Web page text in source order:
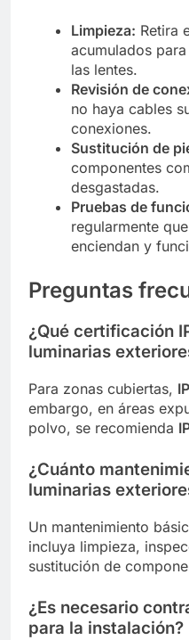
Limpieza: Retira
acumulados
las lentes.
Revisión de
no haya cables
conexiones.
Sustitución de
componentes
desgastadas.
Pruebas de
regularmente
enciendan y
Preguntas
¿Qué certificación
luminarias
Para zonas cubiertas,
embargo, en áreas
polvo, se recomienda
¿Cuánto
luminarias
Un mantenimiento
incluya limpieza,
sustitución de
¿Es necesario
para la instalación?